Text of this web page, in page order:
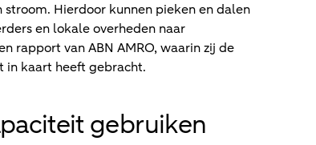
Hierdoor kunnen pieken en dalen
en lokale overheden naar
rapport van ABN AMRO, waarin zij de
in kaart heeft gebracht.
gebruiken